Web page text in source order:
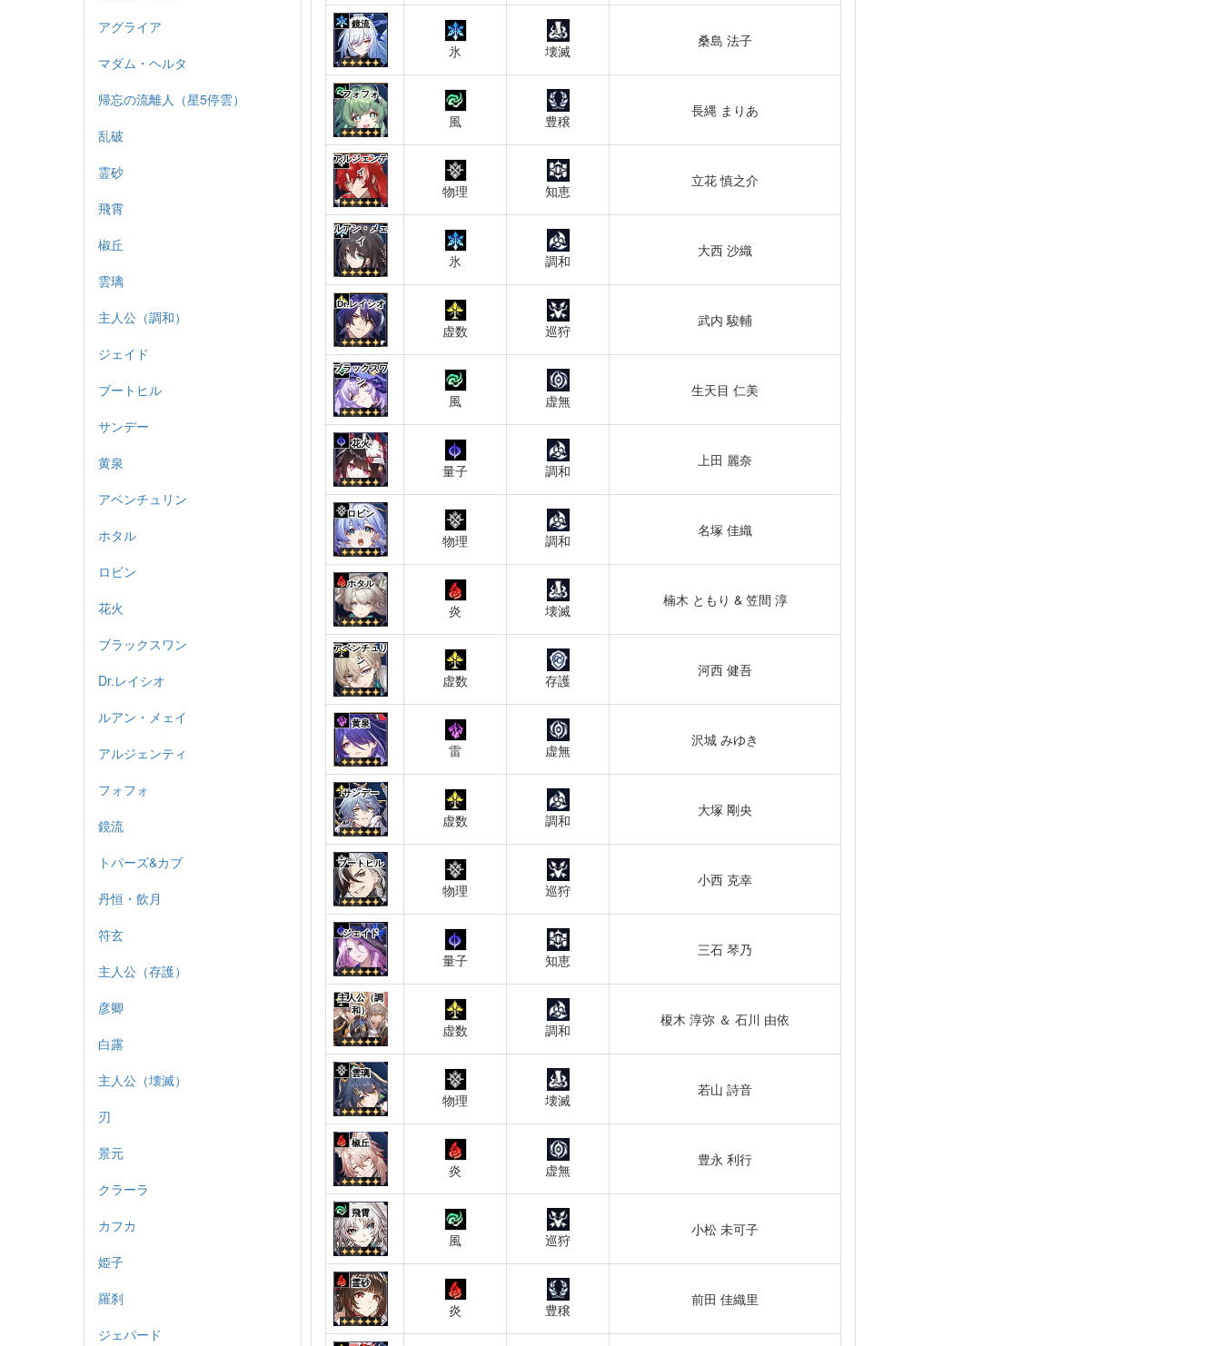
アグライア
マダム・ヘルタ
帰忘の流離人（星5停雲）
乱破
霊砂
飛霄
椒丘
雲璃
主人公（調和）
ジェイド
ブートヒル
サンデー
黄泉
アベンチュリン
ホタル
ロビン
花火
ブラックスワン
Dr.レイシオ
ルアン・メェイ
アルジェンティ
フォフォ
鏡流
トパーズ&カブ
丹恒・飲月
符玄
主人公（存護）
彦卿
白露
主人公（壊滅）
刃
景元
クラーラ
カフカ
姫子
羅刹
ジェパード
鏡流
氷 壊滅
桑島 法子
フォフォ
風 豊穣
長縄 まりあ
アルジェンテ
ィ
物理 知恵
立花 慎之介
ルアン・メェ
イ
氷 調和
大西 沙織
Dr.レイシオ
虚数 巡狩
武内 駿輔
ブラックスワ
ン
風 虚無
生天目 仁美
花火
量子 調和
上田 麗奈
ロビン
物理 調和
名塚 佳織
ホタル
炎 壊滅
楠木 ともり & 笠間 淳
アベンチュリ
ン
虚数 存護
河西 健吾
黄泉
雷 虚無
沢城 みゆき
サンデー
虚数 調和
大塚 剛央
ブートヒル
物理 巡狩
小西 克幸
ジェイド
量子 知恵
三石 琴乃
主人公（調
和）
虚数 調和
榎木 淳弥 ＆ 石川 由依
雲璃
物理 壊滅
若山 詩音
椒丘
炎 虚無
豊永 利行
飛霄
風 巡狩
小松 未可子
霊砂
炎 豊穣
前田 佳織里